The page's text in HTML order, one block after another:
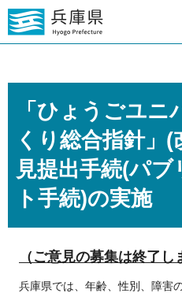
「ひょうごユ
くり総合指針」
見提出手続(パ
ト手続)の実施
（ご意見の募集は終了し
兵庫県では、年齢、性別、障害